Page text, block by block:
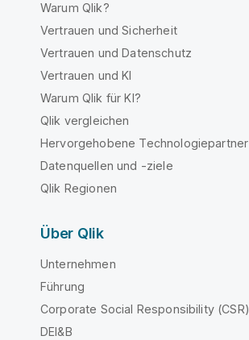
Warum Qlik?
Vertrauen und Sicherheit
Vertrauen und Datenschutz
Vertrauen und KI
Warum Qlik für KI?
Qlik vergleichen
Hervorgehobene Technologiepartner
Datenquellen und -ziele
Qlik Regionen
Über Qlik
Unternehmen
Führung
Corporate Social Responsibility (CSR)
DEI&B